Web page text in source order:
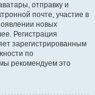
отправку и
почте, участие в
новых
Регистрация
зарегистрированным
по
рекомендуем это